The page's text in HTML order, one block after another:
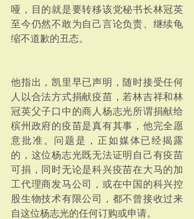
哑，目的就是要转移该党秘书长林冠英
至今仍然不敢为自己言论负责、继续龟
缩不道歉的丑态。
他指出，凯里早已声明，随时接受任何
人以合法方式捐献疫苗，若林吉祥和林
冠英父子口中的商人杨志光所谓捐献给
槟州政府的疫苗是真有其事，他完全愿
意批准。问题是，正如媒体已经揭露
的，这位杨志光既无法证明自己有疫苗
可捐，同时无论是科兴疫苗在大马的加
工代理商发马公司，或在中国的科兴控
股⽣物技术有限公司，都不曾接收过来
自这位杨志光的任何订购或申请。